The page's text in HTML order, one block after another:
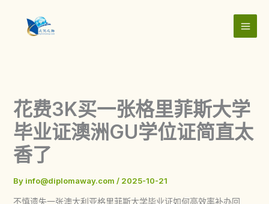
content
花费3K买一张格里菲斯大学
毕业证澳洲GU学位证简直太
香了
By info@diplomaway.com / 2025-10-21
不慎遗失一张澳大利亚格里菲斯大学毕业证如何高效率补办回